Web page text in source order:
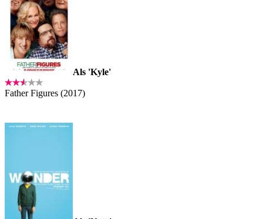
Als 'Kyle'
Father Figures (2017)